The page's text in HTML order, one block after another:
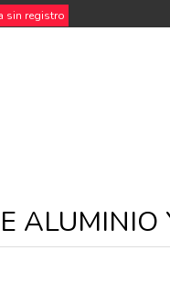
sin registro
ALUMINIO